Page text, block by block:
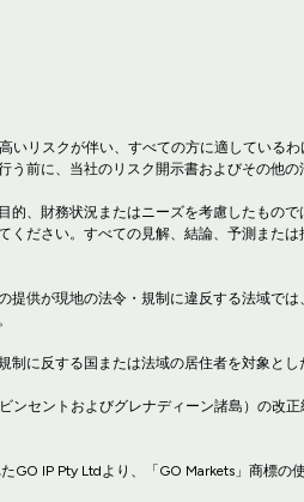
いリスクが伴い、すべての方に適してい
前に、当社のリスク開示書およびその他
、財務状況またはニーズを考慮したも
ください。すべての見解、結論、予測ま
供が現地の法令・規制に違反する法域で
に反する国または法域の居住者を対象とし
ンセントおよびグレナディーン諸島）の
IP Pty Ltdより、「GO Markets」商標の